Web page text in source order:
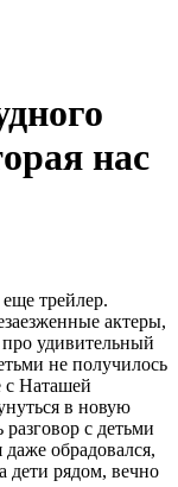
нас
трейлер.
актеры,
удивительный
не получилось
Наташей
в новую
с детьми
обрадовался,
дети рядом, вечно